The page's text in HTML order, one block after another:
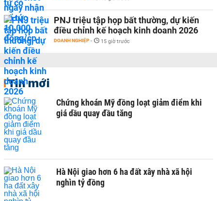
PNJ triệu tập họp bất thường, dự kiến
điều chỉnh kế hoạch kinh doanh 2026
DOANH NGHIỆP - 15 giờ trước
Tin mới
Chứng khoán Mỹ đồng loạt giảm điểm khi
giá dầu quay đầu tăng
Hà Nội giao hơn 6 ha đất xây nhà xã hội
nghìn tỷ đồng